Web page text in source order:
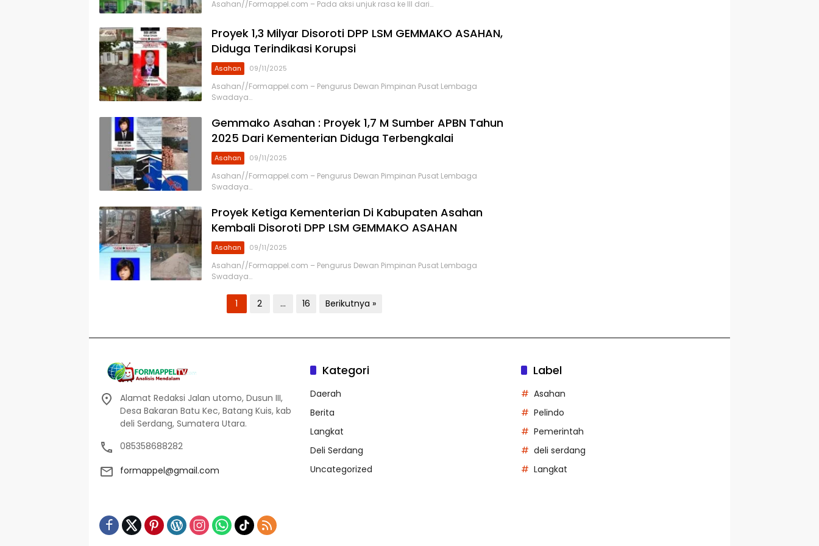
Asahan//Formappel.com – Pada aksi unjuk rasa ke III dari…
Proyek 1,3 Milyar Disoroti DPP LSM GEMMAKO ASAHAN,
Diduga Terindikasi Korupsi
Asahan 09/11/2025
Asahan//Formappel.com – Pengurus Dewan Pimpinan Pusat Lembaga
Swadaya…
Gemmako Asahan : Proyek 1,7 M Sumber APBN Tahun
2025 Dari Kementerian Diduga Terbengkalai
Asahan 09/11/2025
Asahan//Formappel.com – Pengurus Dewan Pimpinan Pusat Lembaga
Swadaya…
Proyek Ketiga Kementerian Di Kabupaten Asahan
Kembali Disoroti DPP LSM GEMMAKO ASAHAN
Asahan 09/11/2025
Asahan//Formappel.com – Pengurus Dewan Pimpinan Pusat Lembaga
Swadaya…
1 2 … 16 Berikutnya »
Alamat Redaksi Jalan utomo, Dusun III,
Desa Bakaran Batu Kec, Batang Kuis, kab
deli Serdang, Sumatera Utara.
085358688282
formappel@gmail.com
Kategori
Daerah
Berita
Langkat
Deli Serdang
Uncategorized
Label
Asahan
Pelindo
Pemerintah
deli serdang
Langkat